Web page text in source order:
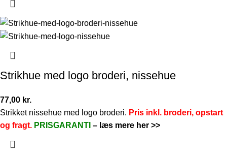
Strikhue med logo broderi, nissehue
77,00 kr.
Strikket nissehue med logo broderi. Pris inkl. broderi, opstart
og fragt. PRISGARANTI – læs mere her >>